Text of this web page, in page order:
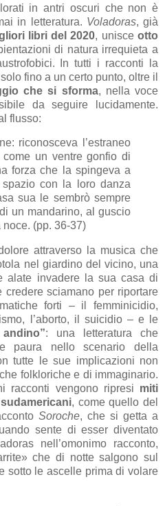
in antri oscuri che non è
in letteratura. Voladoras, già
libri del 2020, unisceotto
di natura irrequieta a
In tutti i racconti la
fino a un certo punto, oltre il
che si sforma, nella voce
da seguire lucidamente.
flusso:
riconosceva l’estraneo
un ventre gonfio di
forza che la spingeva a
con la loro danza
sua le sembrò sempre
un mandarino, al guscio
(pp. 36-37)
attraverso la musica che
nel giardino del vicino, una
alate invadere la sua casa di
sciamano per riportare
forti – il femminicidio,
l’aborto, il suicidio – e le
: una letteratura che
paura nello scenario della
tutte le sue implicazioni non
folkloriche e di immaginario.
racconti vengono ripresi miti
, come quello del
Soroche, che si getta a
sente di esser diventato
nell’omonimo racconto,
che di notte salgono sul
sotto le ascelle prima di volare